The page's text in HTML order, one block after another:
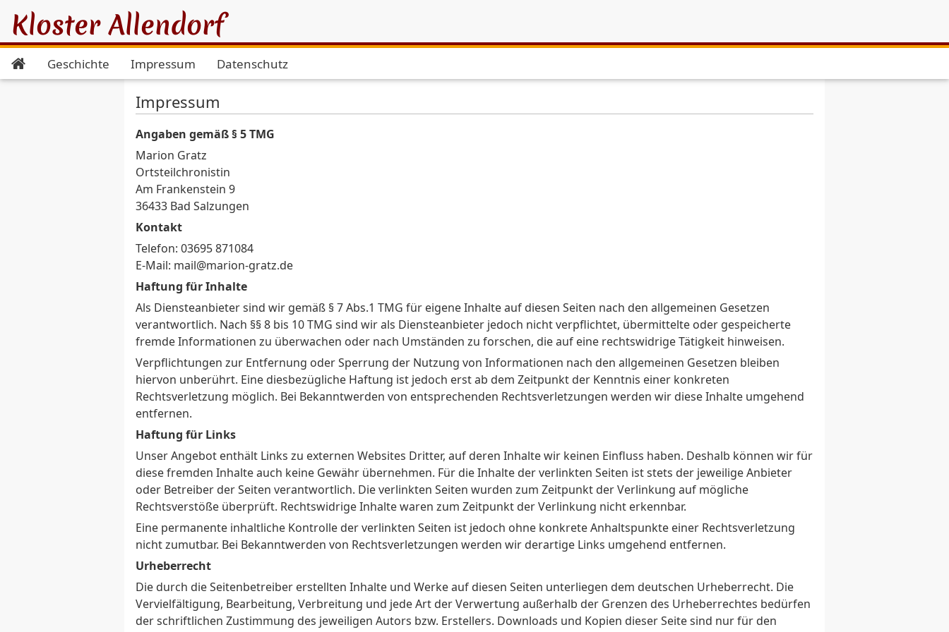
Kloster Allendorf
Geschichte Impressum Datenschutz
Impressum
Angaben gemäß § 5 TMG
Marion Gratz
Ortsteilchronistin
Am Frankenstein 9
36433 Bad Salzungen
Kontakt
Telefon: 03695 871084
E-Mail: mail@marion-gratz.de
Haftung für Inhalte
Als Diensteanbieter sind wir gemäß § 7 Abs.1 TMG für eigene Inhalte auf diesen Seiten nach den allgemeinen Gesetzen
verantwortlich. Nach §§ 8 bis 10 TMG sind wir als Diensteanbieter jedoch nicht verpflichtet, übermittelte oder gespeicherte
fremde Informationen zu überwachen oder nach Umständen zu forschen, die auf eine rechtswidrige Tätigkeit hinweisen.
Verpflichtungen zur Entfernung oder Sperrung der Nutzung von Informationen nach den allgemeinen Gesetzen bleiben
hiervon unberührt. Eine diesbezügliche Haftung ist jedoch erst ab dem Zeitpunkt der Kenntnis einer konkreten
Rechtsverletzung möglich. Bei Bekanntwerden von entsprechenden Rechtsverletzungen werden wir diese Inhalte umgehend
entfernen.
Haftung für Links
Unser Angebot enthält Links zu externen Websites Dritter, auf deren Inhalte wir keinen Einfluss haben. Deshalb können wir für
diese fremden Inhalte auch keine Gewähr übernehmen. Für die Inhalte der verlinkten Seiten ist stets der jeweilige Anbieter
oder Betreiber der Seiten verantwortlich. Die verlinkten Seiten wurden zum Zeitpunkt der Verlinkung auf mögliche
Rechtsverstöße überprüft. Rechtswidrige Inhalte waren zum Zeitpunkt der Verlinkung nicht erkennbar.
Eine permanente inhaltliche Kontrolle der verlinkten Seiten ist jedoch ohne konkrete Anhaltspunkte einer Rechtsverletzung
nicht zumutbar. Bei Bekanntwerden von Rechtsverletzungen werden wir derartige Links umgehend entfernen.
Urheberrecht
Die durch die Seitenbetreiber erstellten Inhalte und Werke auf diesen Seiten unterliegen dem deutschen Urheberrecht. Die
Vervielfältigung, Bearbeitung, Verbreitung und jede Art der Verwertung außerhalb der Grenzen des Urheberrechtes bedürfen
der schriftlichen Zustimmung des jeweiligen Autors bzw. Erstellers. Downloads und Kopien dieser Seite sind nur für den